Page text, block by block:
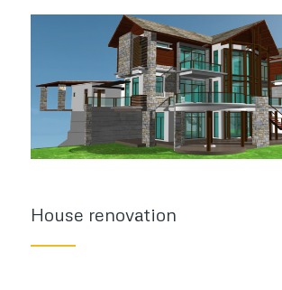
House renovation